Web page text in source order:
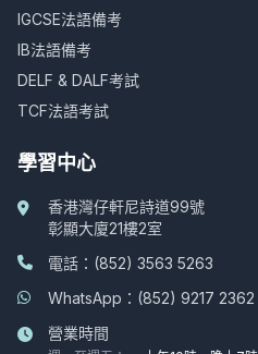
IGCSE法語備考
IB法語備考
DELF & DALF考試
TCF法語考試
學習中心
香港灣仔軒尼詩道99號
彰顯大廈21樓2室
電話：(852) 3563 5263
WhatsApp：(852) 9217 2362
營業時間